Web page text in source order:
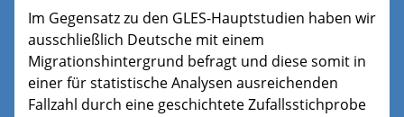
Im Gegensatz zu den GLES-Hauptstudien haben wir
ausschließlich Deutsche mit einem
Migrationshintergrund befragt und diese somit in
einer für statistische Analysen ausreichenden
Fallzahl durch eine geschichtete Zufallsstichprobe